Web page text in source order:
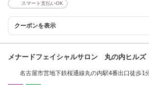
スマート支払いOK
クーポンを表示
メナードフェイシャルサロン 丸の内ヒルズ
名古屋市営地下鉄桜通線丸の内駅4番出口徒歩